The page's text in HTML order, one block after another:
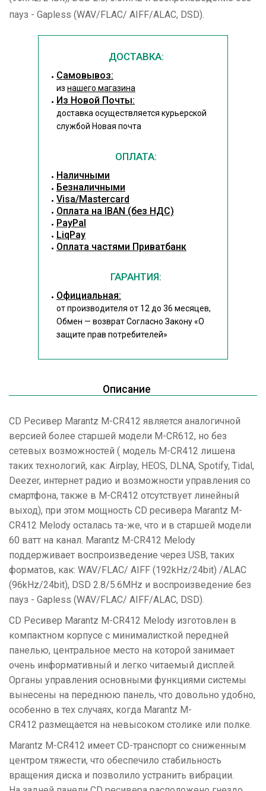
пауз - Gapless (WAV/FLAC/ AIFF/ALAC, DSD).
ДОСТАВКА:
Cамовывоз:
из нашего магазина
Из Новой Почты:
доставка осуществляется курьерской
службой Новая почта
ОПЛАТА:
Наличными
Безналичными
Visa/Mastercard
Оплата на IBAN (без НДС)
PayPal
LiqPay
Оплата частями Приватбанк
ГАРАНТИЯ:
Официальная:
от производителя от 12 до 36 месяцев,
Обмен — возврат Согласно Закону«О
защите прав потребителей»
Описание
CD Ресивер Marantz M-CR412 является аналогичной
версией более старшей модели M-CR612, но без
сетевых возможностей ( модель M-CR412 лишена
таких технологий, как: Airplay, HEOS, DLNA, Spotify, Tidal,
Deezer, интернет радио и возможности управления со
смартфона, также в M-CR412 отсутствует линейный
выход), при этом мощность CD ресивера Marantz M-
CR412 Melody осталась та-же, что и в старшей модели
60 ватт на канал. Marantz M-CR412 Melody
поддерживает воспроизведение через USB, таких
форматов, как: WAV/FLAC/ AIFF (192kHz/24bit) /ALAC
(96kHz/24bit), DSD 2.8/5.6MHz и воспроизведение без
пауз - Gapless (WAV/FLAC/ AIFF/ALAC, DSD).
CD Ресивер Marantz M-CR412 Melody изготовлен в
компактном корпусе с минималисткой передней
панелью, центральное место на которой занимает
очень информативный и легко читаемый дисплей.
Органы управления основными функциями системы
вынесены на переднюю панель, что довольно удобно,
особенно в тех случаях, когда Marantz M-
CR412 размещается на невысоком столике или полке.
Marantz M-CR412 имеет CD-транспорт со сниженным
центром тяжести, что обеспечило стабильность
вращения диска и позволило устранить вибрации.